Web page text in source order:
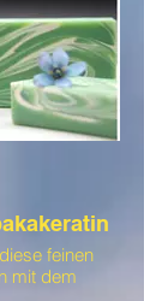
feinen
mit dem